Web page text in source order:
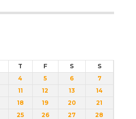
T F S S
4 5 6
7
11 12 13
14
18 19 20
21
25 26 27
28